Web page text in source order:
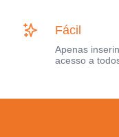
Fácil
Apenas
acesso a